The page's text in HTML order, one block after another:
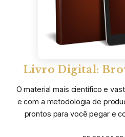
Livro Digital:
O material mais científico e
e com a metodologia de
prontos para você pegar e